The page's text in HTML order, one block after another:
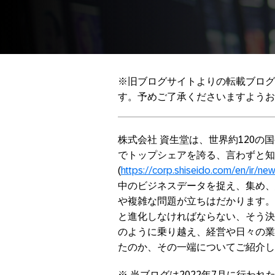
※旧ブログサイトよりの転載ブロ
す。予めご了承くださいますよう
株式会社 資生堂は、世界約120の
でトップシェアを誇る、言わずと
(https://corp.shiseido.com/en/ir/
中のビジネスデータを捉え、集め
や複雑な問題が立ちはだかります
と進化しなければならない、そう
のように乗り越え、経営や日々の
たのか、その一端についてご紹介